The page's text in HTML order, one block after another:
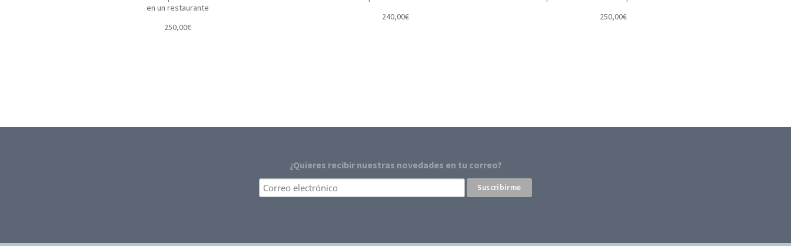
en un restaurante
250,00€
240,00€
250,00€
¿Quieres recibir nuestras novedades en tu correo?